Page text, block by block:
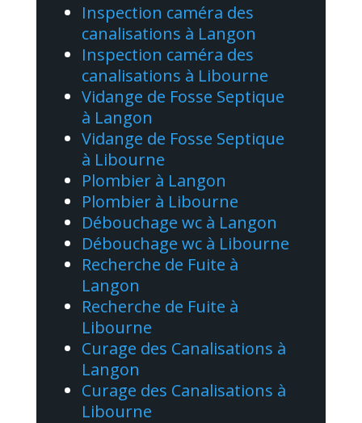
Inspection caméra des
canalisations à Langon
Inspection caméra des
canalisations à Libourne
Vidange de Fosse Septique
à Langon
Vidange de Fosse Septique
à Libourne
Plombier à Langon
Plombier à Libourne
Débouchage wc à Langon
Débouchage wc à Libourne
Recherche de Fuite à
Langon
Recherche de Fuite à
Libourne
Curage des Canalisations à
Langon
Curage des Canalisations à
Libourne